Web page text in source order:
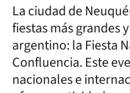
La ciudad de
fiestas más grandes
argentino: la Fiesta
Confluencia. Este
nacionales e